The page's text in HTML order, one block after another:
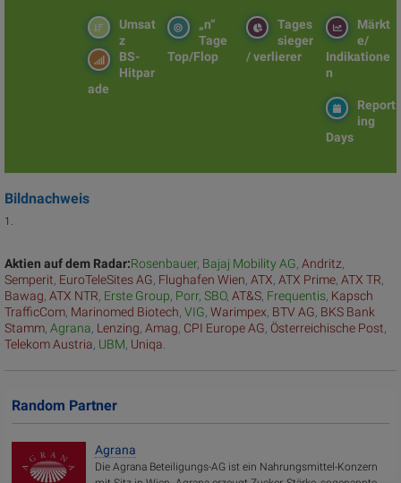
Märkt
e/
Indikatione
n
Tages
sieger
/ verlierer
„n“
Tage
Top/Flop
Umsat
z
BS-
Hitpar
ade
Report
ing
Days
Bildnachweis
1.
Aktien auf dem Radar:Rosenbauer, Bajaj Mobility AG, Andritz,
Semperit, EuroTeleSites AG, Flughafen Wien, ATX, ATX Prime, ATX TR,
Bawag, ATX NTR, Erste Group, Porr, SBO, AT&S, Frequentis, Kapsch
TrafficCom, Marinomed Biotech, VIG, Warimpex, BTV AG, BKS Bank
Stamm, Agrana, Lenzing, Amag, CPI Europe AG, Österreichische Post,
Telekom Austria, UBM, Uniqa
Random Partner
Agrana
Die Agrana Beteiligungs-AG ist ein Nahrungsmittel-Konzern